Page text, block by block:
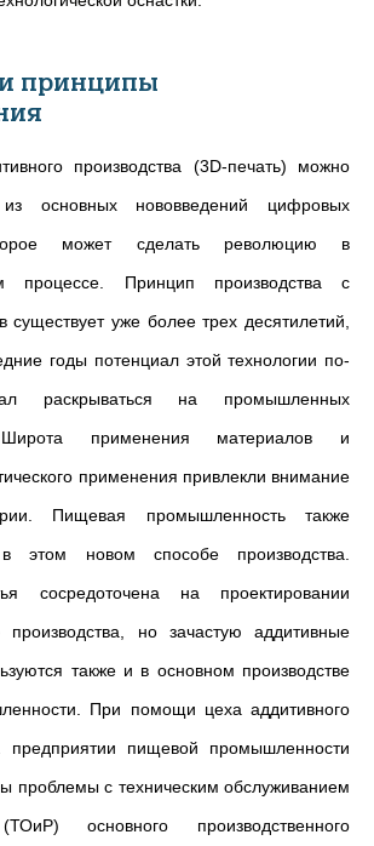
принципы
производства (3D-печать) можно
основных нововведений цифровых
может сделать революцию в
процессе. Принцип производства с
существует уже более трех десятилетий,
годы потенциал этой технологии по-
раскрываться на промышленных
Широта применения материалов и
применения привлекли внимание
Пищевая промышленность также
в этом новом способе производства.
сосредоточена на проектировании
производства, но зачастую аддитивные
также и в основном производстве
При помощи цеха аддитивного
предприятии пищевой промышленности
проблемы с техническим обслуживанием
основного производственного